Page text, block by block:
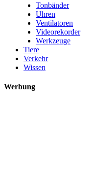
Tonbänder
Uhren
Ventilatoren
Videorekorder
Werkzeuge
Tiere
Verkehr
Wissen
Werbung